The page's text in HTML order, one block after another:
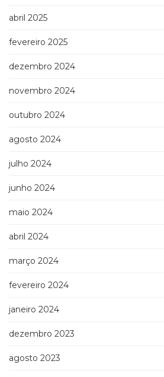
Espiritualidade,
(63)
(132)
categoria
Televisão
Temas
(30)
Terapia
(21)
e
(65)
(1)
Prática
abril 2025
fevereiro 2025
dezembro 2024
novembro 2024
outubro 2024
agosto 2024
julho 2024
junho 2024
maio 2024
abril 2024
março 2024
fevereiro 2024
janeiro 2024
dezembro 2023
agosto 2023